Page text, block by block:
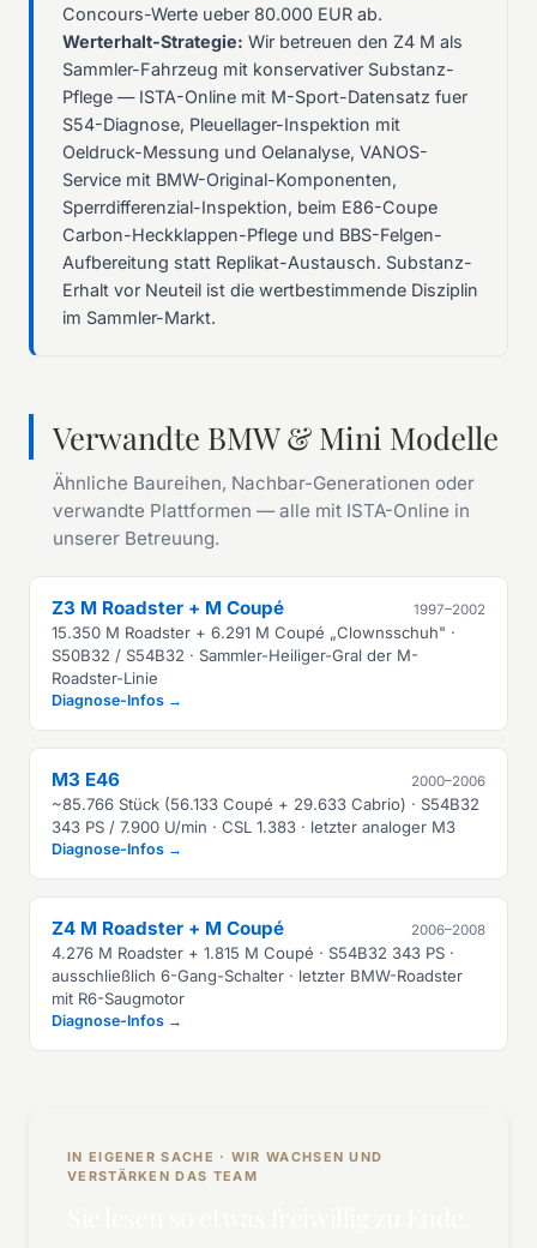
Concours-Werte ueber 80.000 EUR ab.
Werterhalt-Strategie: Wir betreuen den Z4 M als
Sammler-Fahrzeug mit konservativer Substanz-
Pflege — ISTA-Online mit M-Sport-Datensatz fuer
S54-Diagnose, Pleuellager-Inspektion mit
Oeldruck-Messung und Oelanalyse, VANOS-
Service mit BMW-Original-Komponenten,
Sperrdifferenzial-Inspektion, beim E86-Coupe
Carbon-Heckklappen-Pflege und BBS-Felgen-
Aufbereitung statt Replikat-Austausch. Substanz-
Erhalt vor Neuteil ist die wertbestimmende Disziplin
im Sammler-Markt.
Verwandte BMW & Mini Modelle
Ähnliche Baureihen, Nachbar-Generationen oder
verwandte Plattformen — alle mit ISTA-Online in
unserer Betreuung.
Z3 M Roadster + M Coupé 1997–2002
15.350 M Roadster + 6.291 M Coupé „Clownsschuh" ·
S50B32 / S54B32 · Sammler-Heiliger-Gral der M-
Roadster-Linie
Diagnose-Infos →
M3 E46 2000–2006
~85.766 Stück (56.133 Coupé + 29.633 Cabrio) · S54B32
343 PS / 7.900 U/min · CSL 1.383 · letzter analoger M3
Diagnose-Infos →
Z4 M Roadster + M Coupé 2006–2008
4.276 M Roadster + 1.815 M Coupé · S54B32 343 PS ·
ausschließlich 6-Gang-Schalter · letzter BMW-Roadster
mit R6-Saugmotor
Diagnose-Infos →
IN EIGENER SACHE · WIR WACHSEN UND
VERSTÄRKEN DAS TEAM